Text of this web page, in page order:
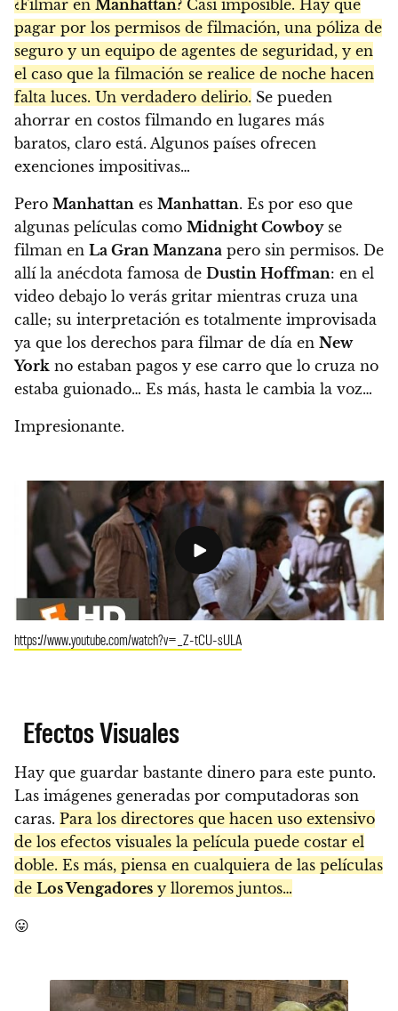
¿Filmar en Manhattan? Casi imposible. Hay que
pagar por los permisos de filmación, una póliza de
seguro y un equipo de agentes de seguridad, y en
el caso que la filmación se realice de noche hacen
falta luces. Un verdadero delirio. Se pueden
ahorrar en costos filmando en lugares más
baratos, claro está. Algunos países ofrecen
exenciones impositivas…
Pero Manhattan es Manhattan. Es por eso que
algunas películas como Midnight Cowboyse
filman en La Gran Manzana pero sin permisos. De
allí la anécdota famosa de Dustin Hoffman: en el
video debajo lo verás gritar mientras cruza una
calle; su interpretación es totalmente improvisada
ya que los derechos para filmar de día en New
York no estaban pagos y ese carro que lo cruza no
estaba guionado… Es más, hasta le cambia la voz…
Impresionante.
https://www.youtube.com/watch?v=_Z-tCU-sULA
Efectos Visuales
Hay que guardar bastante dinero para este punto.
Las imágenes generadas por computadoras son
caras. Para los directores que hacen uso extensivo
de los efectos visuales la película puede costar el
doble. Es más, piensa en cualquiera de las películas
de Los Vengadores y lloremos juntos…
😛